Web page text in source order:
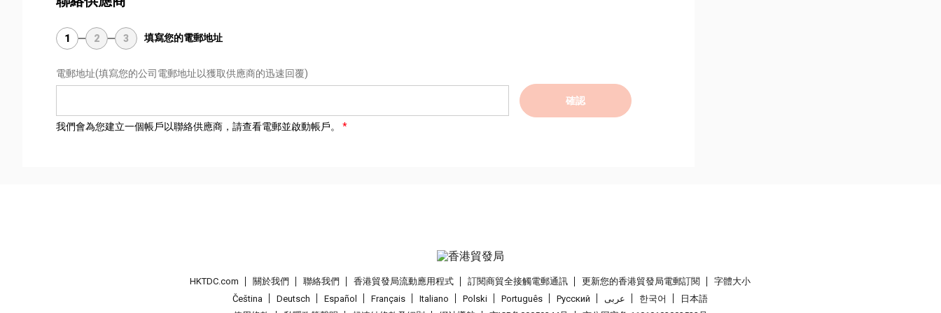
1 2 3 填寫您的電郵地址
電郵地址(填寫您的公司電郵地址以獲取供應商的迅速回覆)
確認
我們會為您建立一個帳戶以聯絡供應商，請查看電郵並啟動帳戶。
HKTDC.com 關於我們 聯絡我們 香港貿發局流動應用程式 訂閱商貿全接觸電郵通訊 更新您的香港貿發局電郵訂閱
字體大小
Čeština
Deutsch Español Français Italiano Polski Português Pусский عربى 한국어
日本語